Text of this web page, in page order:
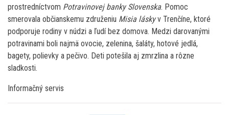
prostredníctvom Potravinovej banky Slovenska. Pomoc
smerovala občianskemu združeniu Misia láskyv Trenčíne, ktoré
podporuje rodiny v núdzi a ľudí bez domova. Medzi darovanými
potravinami boli najmä ovocie, zelenina, šaláty, hotové jedlá,
bagety, polievky a pečivo. Deti potešila aj zmrzlina a rôzne
sladkosti.
Informačný servis